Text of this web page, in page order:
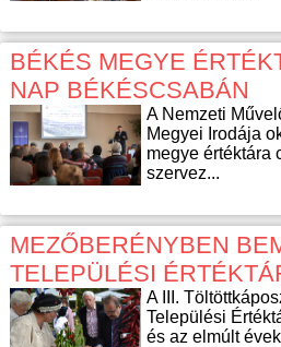
BÉKÉS MEGYE
NAP BÉKÉSCSABÁN
A Nemzeti
Megyei Irodája
megye értéktára
szervez...
MEZŐBERÉNYBEN
TELEPÜLÉSI
A III.
Települési
és az elmúlt